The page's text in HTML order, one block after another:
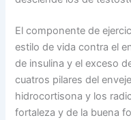
El componente de
estilo de vida contra el
de insulina y el exceso
cuatros pilares del
hidrocortisona y los
fortaleza y de la buena